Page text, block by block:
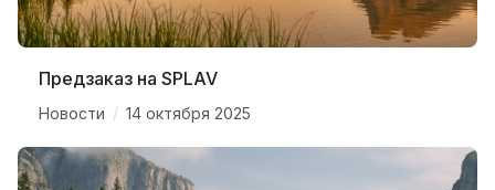
Предзаказ на SPLAV
Новости / 14 октября 2025